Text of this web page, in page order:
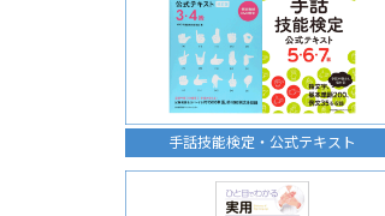
手話技能検定・公式テキスト